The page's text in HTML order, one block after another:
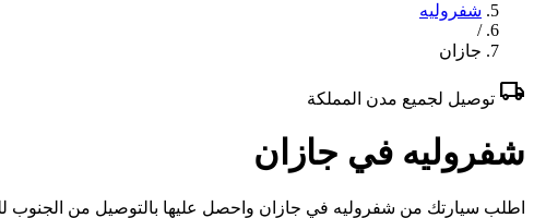
شفروليه
/
جازان
local_shipping توصيل لجميع مدن المملكة
شفروليه في جازان
اطلب سيارتك من شفروليه في جازان واحصل عليها بالتوصيل من الجنوب